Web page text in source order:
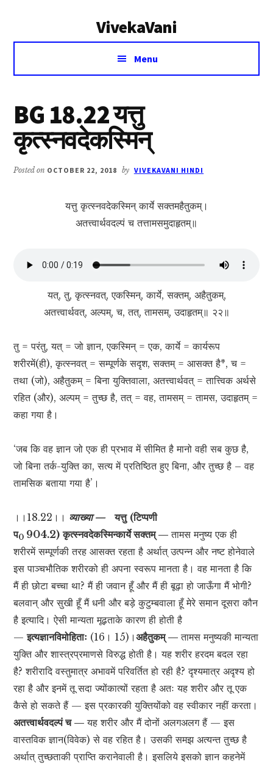
VivekaVani
Voice
Vivekananda
Menu
BG 18.22 यत्तु
कृत्स्नवदेकस्मिन्
Posted on OCTOBER 22, 2018 by VIVEKAVANI HINDI
यत्तु कृत्स्नवदेकस्मिन् कार्ये सक्तमहैतुकम्।
अतत्त्वार्थवदल्पं च तत्तामसमुदाहृतम्॥
यत्, तु, कृत्स्नवत्, एकस्मिन्, कार्ये, सक्तम्, अहैतुकम्,
अतत्त्वार्थवत्, अल्पम्, च, तत्, तामसम्, उदाहृतम्॥ २२॥
तु = परंतु, यत् = जो ज्ञान, एकस्मिन् = एक, कार्ये = कार्यरूप
शरीरमें(ही), कृत्स्नवत् = सम्पूर्णके सदृश, सक्तम् = आसक्त है*, च =
तथा (जो), अहैतुकम् = बिना युक्तिवाला, अतत्त्वार्थवत् = तात्त्विक अर्थसे
रहित (और), अल्पम् = तुच्छ है, तत् = वह, तामसम् = तामस, उदाहृतम् =
कहा गया है।
‘जब कि वह ज्ञान जो एक ही प्रभाव में सीमित है मानो वही सब कुछ है,
जो बिना तर्क-युक्ति का, सत्य में प्रतिष्ठित हुए बिना, और तुच्छ है – वह
तामसिक बताया गया है’।
।।18.22।। व्याख्या — यत्तु (टिप्पणी
प0 904.2) कृत्स्नवदेकस्मिन्कार्ये सक्तम् —तामस मनुष्य एक ही
शरीरमें सम्पूर्णकी तरह आसक्त रहता है अर्थात् उत्पन्न और नष्ट होनेवाले
इस पाञ्चभौतिक शरीरको ही अपना स्वरूप मानता है। वह मानता है कि
मैं ही छोटा बच्चा था? मैं ही जवान हूँ और मैं ही बूढ़ा हो जाऊँगा मैं भोगी?
बलवान् और सुखी हूँ मैं धनी और बड़े कुटुम्बवाला हूँ मेरे समान दूसरा कौन
है इत्यादि। ऐसी मान्यता मूढ़ताके कारण ही होती है
—इत्यज्ञानविमोहिताः (16। 15)।अहैतुकम् —तामस मनुष्यकी मान्यता
युक्ति और शास्त्रप्रमाणसे विरुद्ध होती है। यह शरीर हरदम बदल रहा
है? शरीरादि वस्तुमात्र अभावमें परिवर्तित हो रही है? दृश्यमात्र अदृश्य हो
रहा है और इनमें तू सदा ज्योंकात्यों रहता है अतः यह शरीर और तू एक
कैसे हो सकते हैं — इस प्रकारकी युक्तियोंको वह स्वीकार नहीं करता।
अतत्त्वार्थवदल्पं च —यह शरीर और मैं दोनों अलगअलग हैं — इस
वास्तविक ज्ञान(विवेक) से वह रहित है। उसकी समझ अत्यन्त तुच्छ है
अर्थात् तुच्छताकी प्राप्ति करानेवाली है। इसलिये इसको ज्ञान कहनेमें